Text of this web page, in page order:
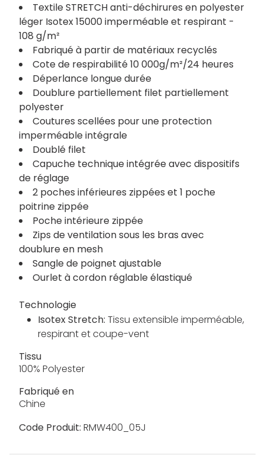
Textile STRETCH anti-déchirures en polyester
léger Isotex 15000 imperméable et respirant -
108 g/m²
Fabriqué à partir de matériaux recyclés
Cote de respirabilité 10 000g/m²/24 heures
Déperlance longue durée
Doublure partiellement filet partiellement
polyester
Coutures scellées pour une protection
imperméable intégrale
Doublé filet
Capuche technique intégrée avec dispositifs
de réglage
2 poches inférieures zippées et 1 poche
poitrine zippée
Poche intérieure zippée
Zips de ventilation sous les bras avec
doublure en mesh
Sangle de poignet ajustable
Ourlet à cordon réglable élastiqué
Technologie
Isotex Stretch: Tissu extensible imperméable,
respirant et coupe-vent
Tissu
100% Polyester
Fabriqué en
Chine
Code Produit: RMW400_05J